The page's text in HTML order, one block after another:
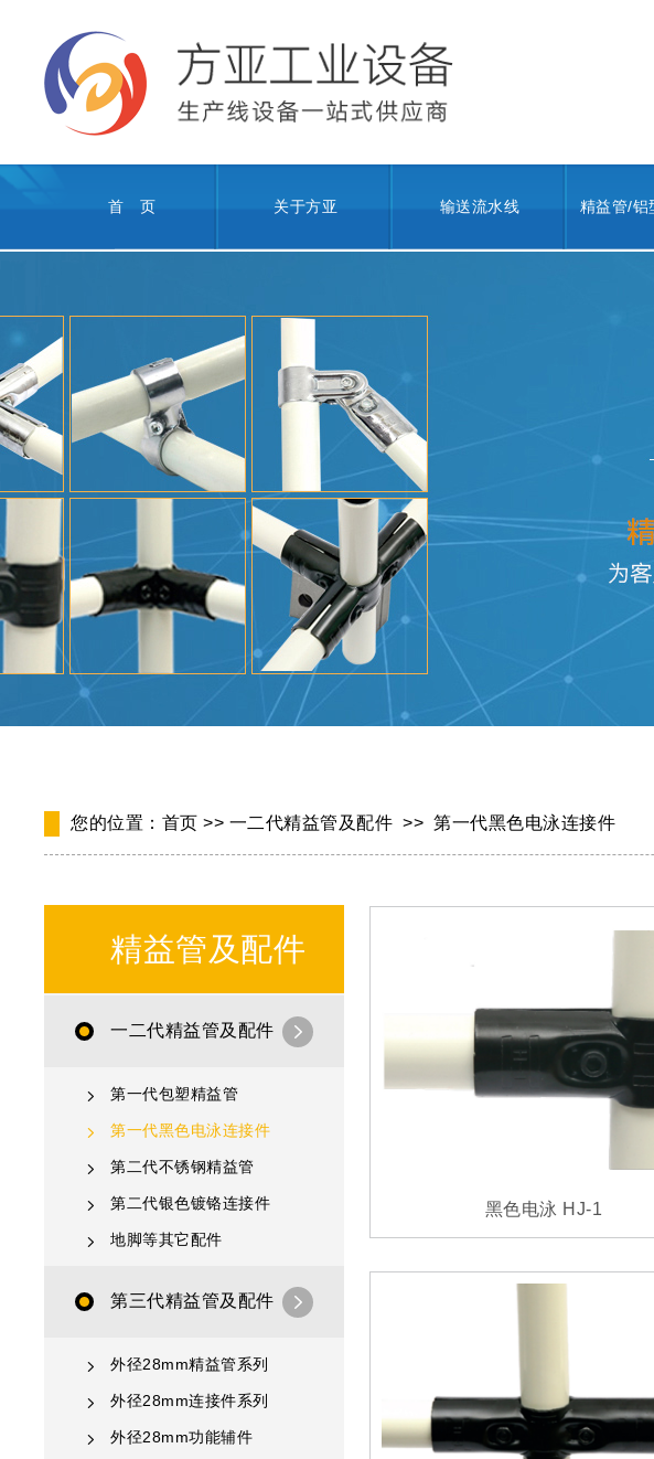
首 页 关于方亚 输送流水线 精益管/铝
您的位置： 首页 >> 一二代精益管及配件 >>第一代黑色电泳连接件
精益管及配件
一二代精益管及配件
第一代包塑精益管
第一代黑色电泳连接件
第二代不锈钢精益管
第二代银色镀铬连接件
地脚等其它配件
第三代精益管及配件
外径28mm精益管系列
外径28mm连接件系列
外径28mm功能辅件
黑色电泳 HJ-1